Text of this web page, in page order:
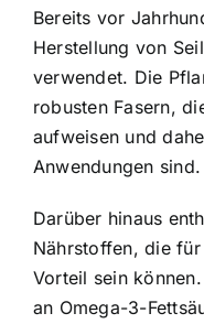
Bereits vor
Herstellung von
verwendet. Die
robusten Fasern,
aufweisen und
Anwendungen sind.
Darüber hinaus
Nährstoffen, die
Vorteil sein
an Omega-3-